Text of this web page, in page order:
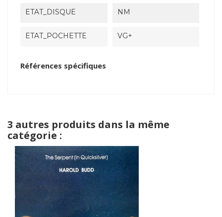
ETAT_DISQUE NM
ETAT_POCHETTE VG+
Références spécifiques
3 autres produits dans la même
catégorie :